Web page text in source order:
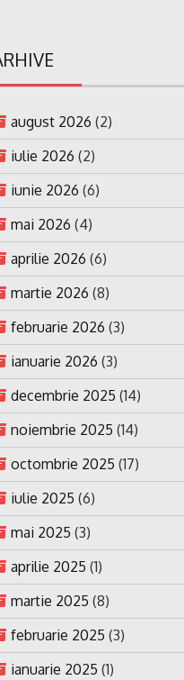
august 2026 (2)
iulie 2026 (2)
iunie 2026 (6)
mai 2026 (4)
aprilie 2026 (6)
martie 2026 (8)
februarie 2026 (3)
ianuarie 2026 (3)
decembrie 2025 (14)
noiembrie 2025 (14)
octombrie 2025 (17)
iulie 2025 (6)
mai 2025 (3)
aprilie 2025 (1)
martie 2025 (8)
februarie 2025 (3)
ianuarie 2025 (1)